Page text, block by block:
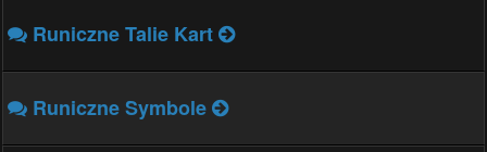
Runiczne Talie Kart
Runiczne Symbole